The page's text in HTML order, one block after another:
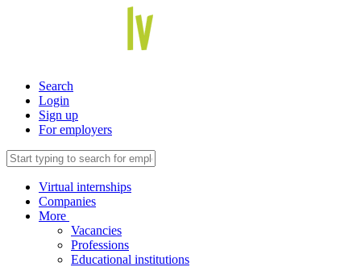
Search
Login
Sign up
For employers
Virtual internships
Companies
More
Vacancies
Professions
Educational institutions